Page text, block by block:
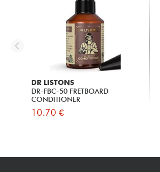
DR LISTONS
DR-FBC-50 FRETBOARD
CONDITIONER
10.70 €